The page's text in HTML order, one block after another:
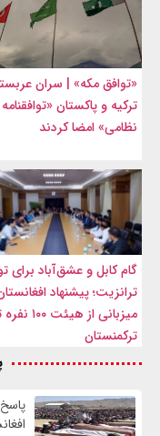
«توافق مکه» | سران
ترکیه و پاکستان «توافقنامه
نظامی» امضا کردند
گام کابل و عشق‌آباد برای
ترانزیت؛ پیشنهاد
میزبانی از
ترکمنستان